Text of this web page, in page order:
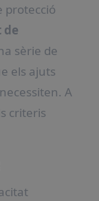
protecció
de
sèrie de
els ajuts
A
criteris